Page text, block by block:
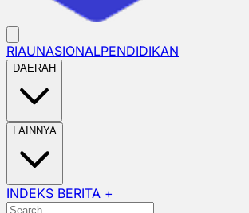
RIAUNASIONALPENDIDIKAN
DAERAH
LAINNYA
INDEKS BERITA +